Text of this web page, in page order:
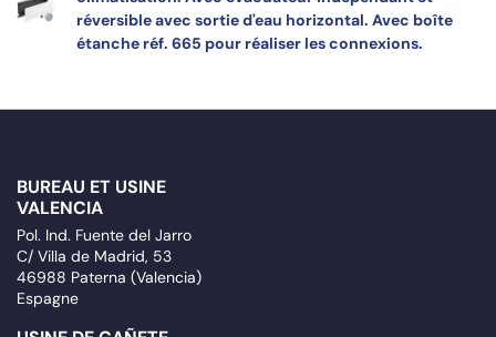
réversible avec sortie d'eau horizontal. Avec boîte
étanche réf. 665 pour réaliser les connexions.
BUREAU ET USINE
VALENCIA
Pol. Ind. Fuente del Jarro
C/ Villa de Madrid, 53
46988 Paterna (Valencia)
Espagne